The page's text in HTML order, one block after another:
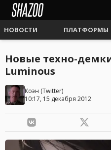
НОВОСТИ ПЛАТФОРМЫ
Новые техно-
Luminous
Коэн (Twitter)
10:17, 15 декабря 2012